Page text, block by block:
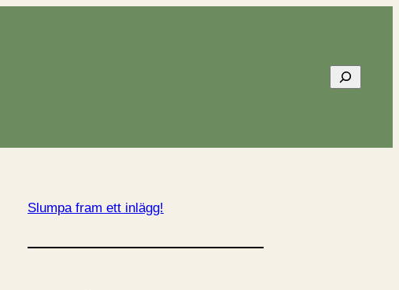
Sök
Slumpa fram ett inlägg!